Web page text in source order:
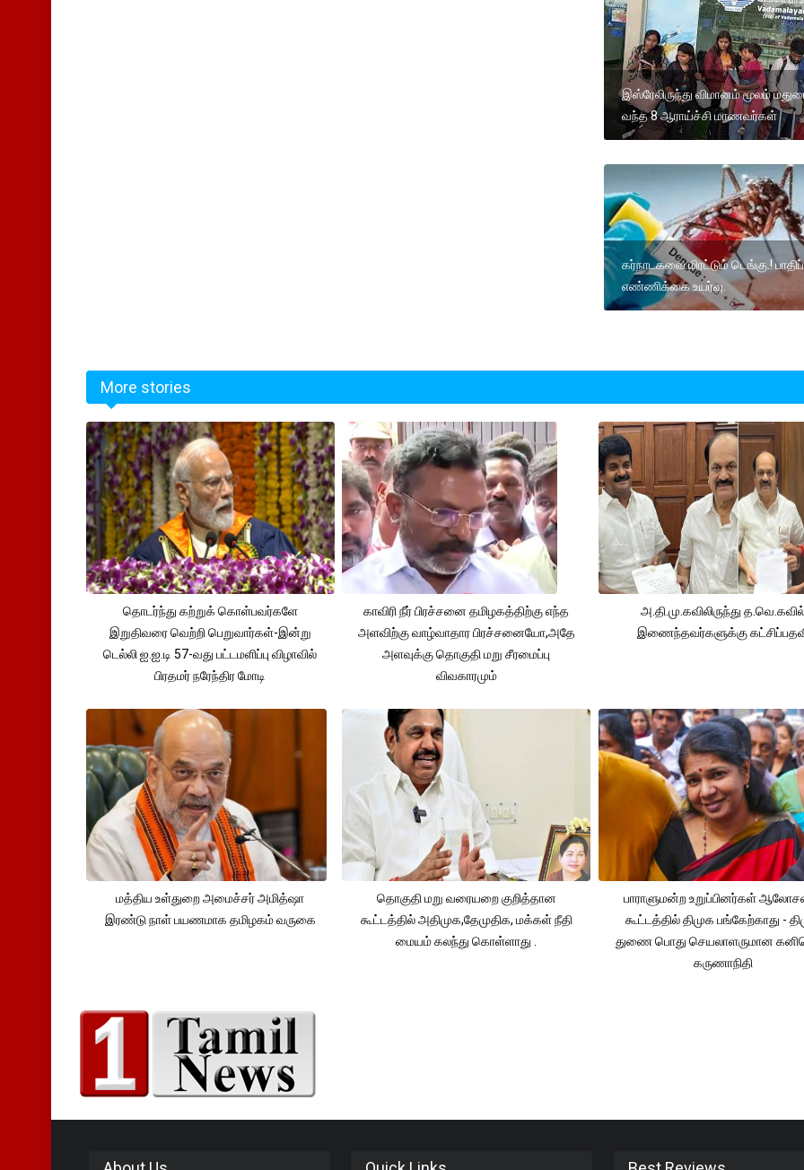
இஸ்ரேலிருந்து விமானம் மூலம்
வந்த 8 ஆராய்ச்சி மாணவர்கள்
கர்நாடகவை மிரட்டும் டெங்கு.!
எண்ணிக்கை உயர்வு.
More stories
தொடர்ந்து கற்றுக் கொள்பவர்களே
இறுதிவரை வெற்றி பெறுவார்கள்-இன்று
டெல்லி ஐ.ஐ.டி 57-வது பட்டமளிப்பு விழாவில்
பிரதமர் நரேந்திர மோடி
காவிரி நீர் பிரச்சனை தமிழகத்திற்கு எந்த
அளவிற்கு வாழ்வாதார பிரச்சனையோ,அதே
அளவுக்கு தொகுதி மறு சீரமைப்பு
விவகாரமும்
அ.தி.மு.கவிலிருந்து
இணைந்தவர்களுக்கு
மத்திய உள்துறை அமைச்சர் அமித்ஷா
இரண்டு நாள் பயணமாக தமிழகம் வருகை
தொகுதி மறு வரையறை குறித்தான
கூட்டத்தில் அதிமுக,தேமுதிக, மக்கள் நீதி
மையம் கலந்து கொள்ளாது .
பாராளுமன்ற உறுப்பினர்கள்
கூட்டத்தில் திமுக பங்கேற்காது -
துணை பொது செயலாளருமான
கருணாநிதி